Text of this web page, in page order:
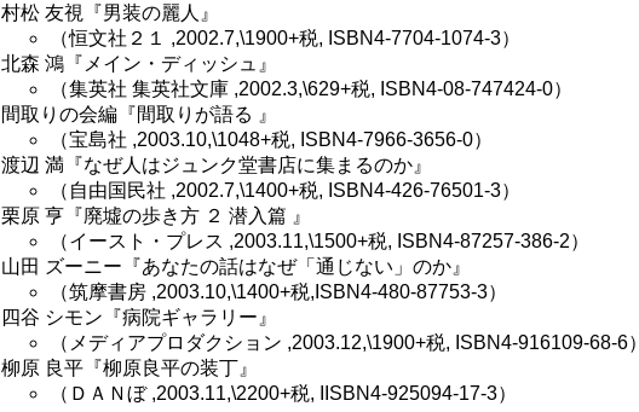
村松 友視『男装の麗人』
（恒文社２１ ,2002.7,\1900+税, ISBN4-7704-1074-3）
北森 鴻『メイン・ディッシュ』
（集英社 集英社文庫 ,2002.3,\629+税, ISBN4-08-747424-0）
間取りの会編『間取りが語る 』
（宝島社 ,2003.10,\1048+税, ISBN4-7966-3656-0）
渡辺 満『なぜ人はジュンク堂書店に集まるのか』
（自由国民社 ,2002.7,\1400+税, ISBN4-426-76501-3）
栗原 亨『廃墟の歩き方 ２ 潜入篇 』
（イースト・プレス ,2003.11,\1500+税, ISBN4-87257-386-2）
山田 ズーニー『あなたの話はなぜ「通じない」のか』
（筑摩書房 ,2003.10,\1400+税,ISBN4-480-87753-3）
四谷 シモン『病院ギャラリー』
（メディアプロダクション ,2003.12,\1900+税, ISBN4-916109-68-6）
柳原 良平『柳原良平の装丁』
（ＤＡＮぼ ,2003.11,\2200+税, IISBN4-925094-17-3）